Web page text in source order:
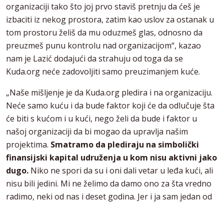
organizaciji tako što joj prvo staviš pretnju da ćeš je
izbaciti iz nekog prostora, zatim kao uslov za ostanak u
tom prostoru želiš da mu oduzmeš glas, odnosno da
preuzmeš punu kontrolu nad organizacijom“, kazao
nam je Lazić dodajući da strahuju od toga da se
Kuda.org neće zadovoljiti samo preuzimanjem kuće.
„Naše mišljenje je da Kuda.org pledira i na organizaciju.
Neće samo kuću i da bude faktor koji će da odlučuje šta
će biti s kućom i u kući, nego želi da bude i faktor u
našoj organizaciji da bi mogao da upravlja našim
projektima. Smatramo da plediraju na simbolički
finansijski kapital udruženja u kom nisu aktivni jako
dugo. Niko ne spori da su i oni dali vetar u leđa kući, ali
nisu bili jedini. Mi ne želimo da damo ono za šta vredno
radimo, neki od nas i deset godina. Jer i ja sam jedan od